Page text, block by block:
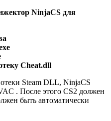
NinjaCS для
Cheat.dll
Steam DLL, NinjaCS
. После этого CS2 должен
быть автоматически